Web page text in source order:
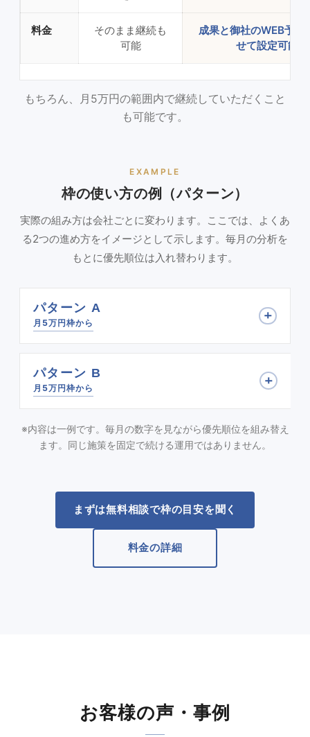
料金
そのまま継続も
可能
成果と御社のWEB予算
せて設定可能
もちろん、月5万円の範囲内で継続していただくこと
も可能です。
EXAMPLE
枠の使い方の例（パターン）
実際の組み方は会社ごとに変わります。ここでは、よくあ
る2つの進め方をイメージとして示します。毎月の分析を
もとに優先順位は入れ替わります。
パターン A
月5万円枠から
パターン B
月5万円枠から
※内容は一例です。毎月の数字を見ながら優先順位を組み替え
ます。同じ施策を固定で続ける運用ではありません。
まずは無料相談で枠の目安を聞く
料金の詳細
お客様の声・事例